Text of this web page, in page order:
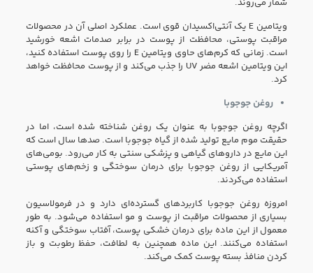
شمار می‌روند.
ویتامین E یک آنتی‌اکسیدان قوی است. عملکرد اصلی آن در محصولات
مراقبت‌ پوستی، محافظت از پوست در برابر صدمات اشعه خورشید
است. زمانی که کرم‌های حاوی ویتامین E را روی پوست استفاده کنید،
این ویتامین اشعه مضر UV را جذب می‌کند و از پوست محافظت خواهد
کرد.
روغن جوجوبا
اگرچه روغن جوجوبا به عنوان یک روغن شناخته شده است، اما در
حقیقت موم مایع تولید شده از گیاه جوجوبا است. صدها سال است که
این مایع در داروهای گیاهی و پزشکی سنتی به کار می‌رود. بومی‌های
آمریکایی از روغن جوجوبا برای درمان سوختگی و زخم‌های پوستی
استفاده می‌کردند.
امروزه روغن جوجوبا کاربردهای گسترده‌ای دارد و در فرمولاسیون
بسیاری از محصولات مراقبت از پوست و مو استفاده می‌شود. به طور
معمول از این ماده برای درمان خشکی پوست، آفتاب سوختگی و آکنه
استفاده می‌کنند. این ماده همچنین به لطافت، حفظ رطوبت و باز
کردن منافذ بسته پوست کمک می‌کند.